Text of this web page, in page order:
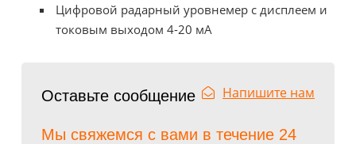
Цифровой радарный уровнемер с дисплеем и
токовым выходом 4-20 мА
Оставьте сообщение Напишите нам
Мы свяжемся с вами в течение 24